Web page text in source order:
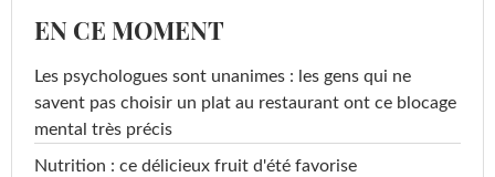
EN CE MOMENT
Les psychologues sont unanimes : les gens qui ne
savent pas choisir un plat au restaurant ont ce blocage
mental très précis
Nutrition : ce délicieux fruit d'été favorise